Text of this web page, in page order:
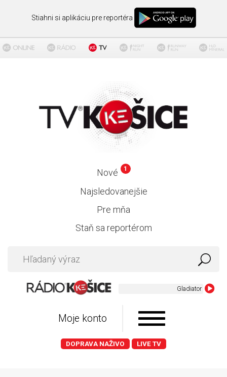
Stiahni si aplikáciu pre reportéra
Nové 1
Najsledovanejšie
Pre mňa
Staň sa reportérom
Moje konto
DOPRAVA NAŽIVO LIVE TV